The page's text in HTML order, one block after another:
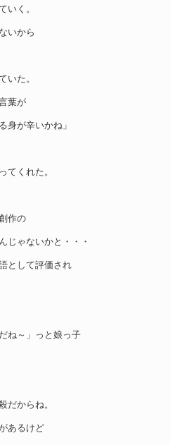
く。
いから
た。
葉が
身が辛いかね」
てくれた。
作の
じゃないかと・・・
として評価され
ね～」っと娘っ子
だからね。
あるけど